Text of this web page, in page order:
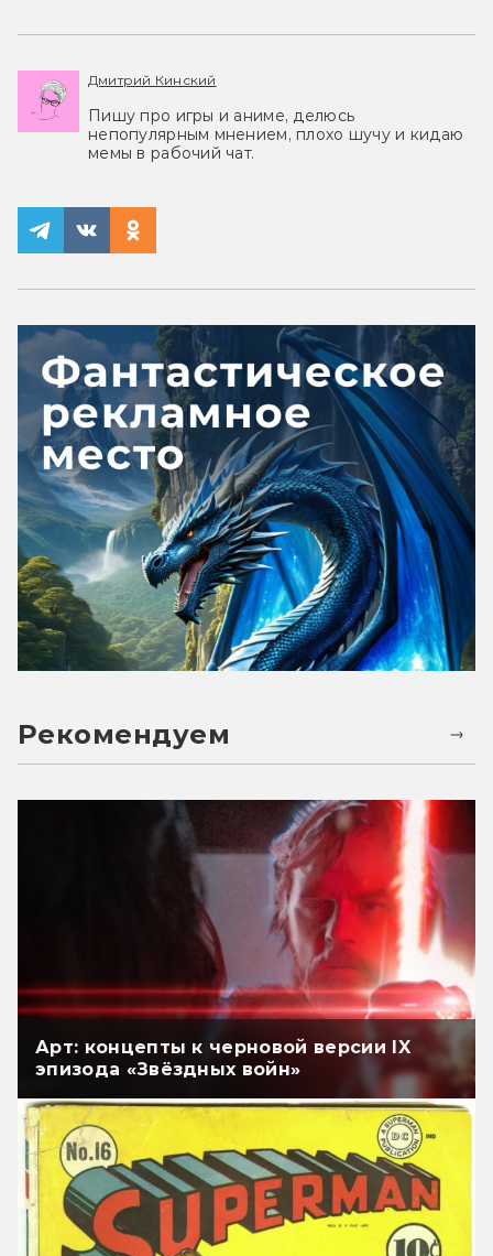
Дмитрий Кинский
Пишу про игры и аниме, делюсь
непопулярным мнением, плохо шучу и кидаю
мемы в рабочий чат.
Рекомендуем
Арт: концепты к черновой версии IX
эпизода «Звёздных войн»